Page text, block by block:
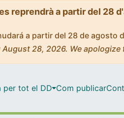
reprendrà a partir del 28
a partir del 28 de agosto
28, 2026. We apologize
per tot el DD Com publicar